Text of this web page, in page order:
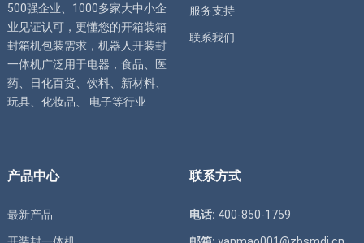
500强企业、1000多家大中小企
业见证认可，更懂您的开箱装箱
封箱机包装需求， 机器人开装封
一体机广泛用于电器，食品、医
药、日化百货、饮料、新材料、
玩具、化妆品、 电子等行业
服务支持
联系我们
产品中心
最新产品
联系方式
电话: 400-850-1759